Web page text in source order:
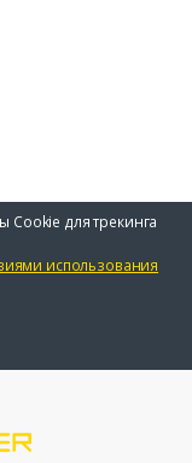
для трекинга
использования